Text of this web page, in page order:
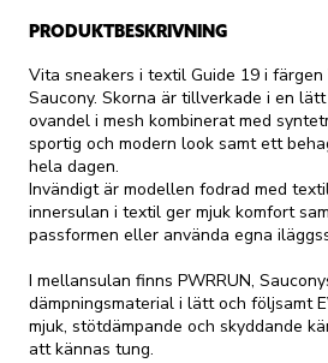
PRODUKTBESKRIVNING
Vita sneakers i textil Guide 19 i
Saucony. Skorna är tillverkade i en
ovandel i mesh kombinerat med
sportig och modern look samt ett
hela dagen.
Invändigt är modellen fodrad med
innersulan i textil ger mjuk komfort
passformen eller använda egna
I mellansulan finns PWRRUN,
dämpningsmaterial i lätt och följsamt
mjuk, stötdämpande och skyddande
att kännas tung.